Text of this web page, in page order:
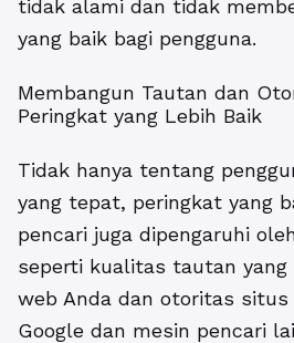
tidak alami dan tidak
yang baik bagi pengguna.
Membangun Tautan dan
Peringkat yang Lebih Baik
Tidak hanya tentang
yang tepat, peringkat yang
pencari juga dipengaruhi
seperti kualitas tautan yang
web Anda dan otoritas situs
Google dan mesin pencari